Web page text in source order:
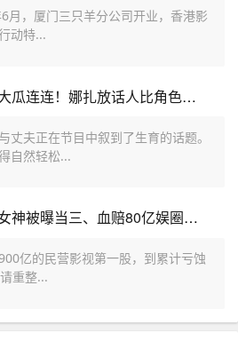
，厦门三只羊分公司开业，香港影
动特...
娱乐圈四月大瓜连连！娜扎放话人比角色美全红婵遭网暴报警内幕
夫正在节目中叙到了生育的话题。
自然轻松...
故意辱华、女神被曝当三、血赔80亿娱圈的瓜一个比一个劲爆
亿的民营影视第一股，到累计亏蚀
重整...